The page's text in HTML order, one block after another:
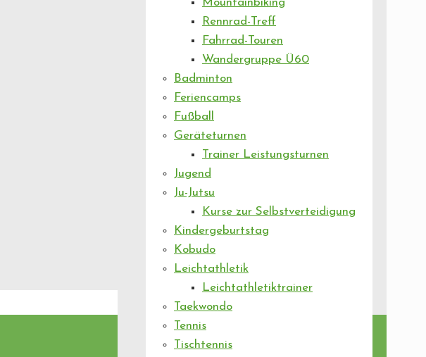
Mountainbiking
Rennrad-Treff
Fahrrad-Touren
Wandergruppe Ü60
Badminton
Feriencamps
Fußball
Geräteturnen
Trainer Leistungsturnen
Jugend
Ju-Jutsu
Kurse zur Selbstverteidigung
Kindergeburtstag
Kobudo
Leichtathletik
Leichtathletiktrainer
Taekwondo
Tennis
Tischtennis